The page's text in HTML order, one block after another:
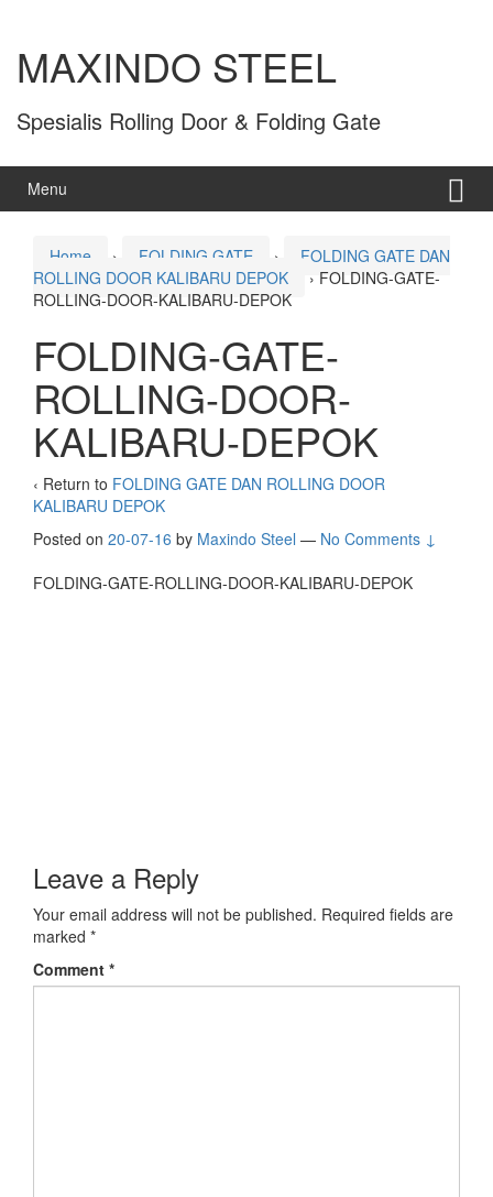
MAXINDO STEEL
Spesialis Rolling Door & Folding Gate
Menu
Home › FOLDING GATE ›
FOLDING GATE DAN
ROLLING DOOR KALIBARU DEPOK
› FOLDING-GATE-
ROLLING-DOOR-KALIBARU-DEPOK
FOLDING-GATE-
ROLLING-DOOR-
KALIBARU-DEPOK
‹ Return to FOLDING GATE DAN ROLLING DOOR
KALIBARU DEPOK
Posted on 20-07-16 by Maxindo Steel — No Comments ↓
FOLDING-GATE-ROLLING-DOOR-KALIBARU-DEPOK
Leave a Reply
Your email address will not be published. Required fields are
marked *
Comment *